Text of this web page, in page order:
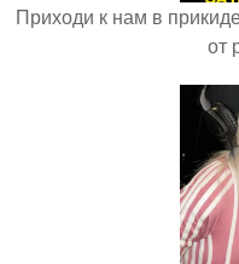
Приходи к нам в
от